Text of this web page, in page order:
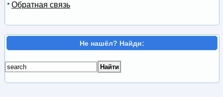
Обратная связь
Не нашёл? Найди: